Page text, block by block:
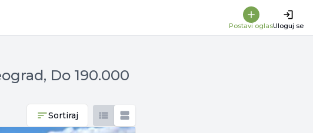
Postavi oglasUloguj se
Do 190.000
Sortiraj